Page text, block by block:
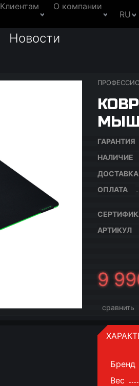
Клиентам
О компании
RU
Новости
МЫШИ
ГАРАНТИЯ
НАЛИЧИЕ
ДОСТАВКА
ОПЛАТА
АРТИКУЛ
9
сравнить
Бренд
Вес